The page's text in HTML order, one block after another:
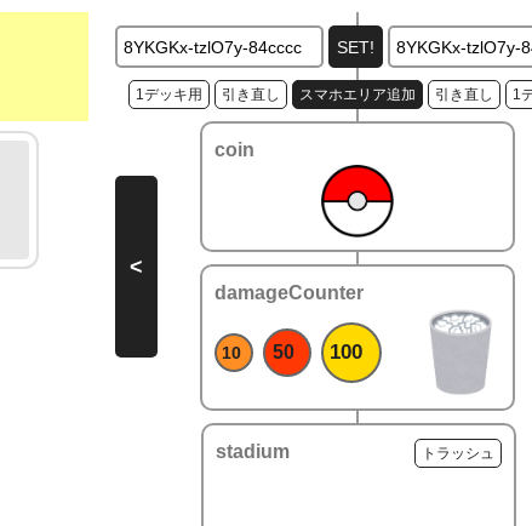
stadium トラッシュ
1デッキ用 引き直し スマホエリア追加 引き直し 1
coin
damageCounter
10 50 100
<